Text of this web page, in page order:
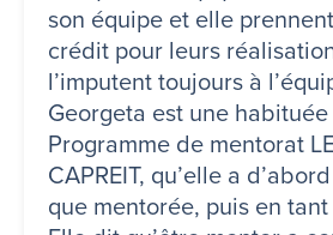
son équipe et elle
crédit pour leurs
l’imputent toujours à
Georgeta est une
Programme de mentorat
CAPREIT, qu’elle a
que mentorée, puis en